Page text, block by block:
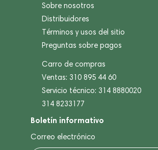
Sobre nosotros
Distribuidores
Términos y usos del sitio
Preguntas sobre pagos
Carro de compras
Ventas: 310 895 44 60
Servicio técnico: 314 8880020
314 8233177
Boletín informativo
Correo electrónico